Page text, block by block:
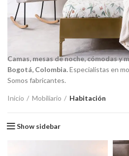
Camas, mesas de noche, cómodas y
Bogotá, Colombia.Especialistas en
Somos fabricantes.
Inicio Mobiliario Habitación
Show sidebar